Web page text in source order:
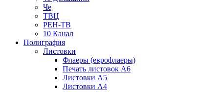
Че
ТВЦ
РЕН-ТВ
10 Канал
Полиграфия
Листовки
Флаеры (еврофлаеры)
Печать листовок А6
Листовки А5
Листовки А4